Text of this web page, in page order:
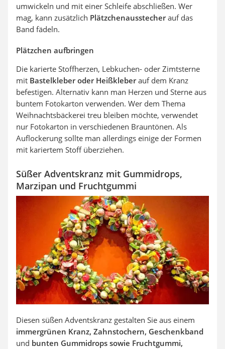
umwickeln und mit einer Schleife abschließen. Wer
mag, kann zusätzlich Plätzchenausstecherauf das
Band fädeln.
Plätzchen aufbringen
Die karierte Stoffherzen, Lebkuchen- oder Zimtsterne
mit Bastelkleber oder Heißkleberauf dem Kranz
befestigen. Alternativ kann man Herzen und Sterne aus
buntem Fotokarton verwenden. Wer dem Thema
Weihnachtsbäckerei treu bleiben möchte, verwendet
nur Fotokarton in verschiedenen Brauntönen. Als
Auflockerung sollte man allerdings einige der Formen
mit kariertem Stoff überziehen.
Süßer Adventskranz mit Gummidrops,
Marzipan und Fruchtgummi
Diesen süßen Adventskranz gestalten Sie aus einem
immergrünen Kranz, Zahnstochern, Geschenkband
und bunten Gummidrops sowie Fruchtgummi,